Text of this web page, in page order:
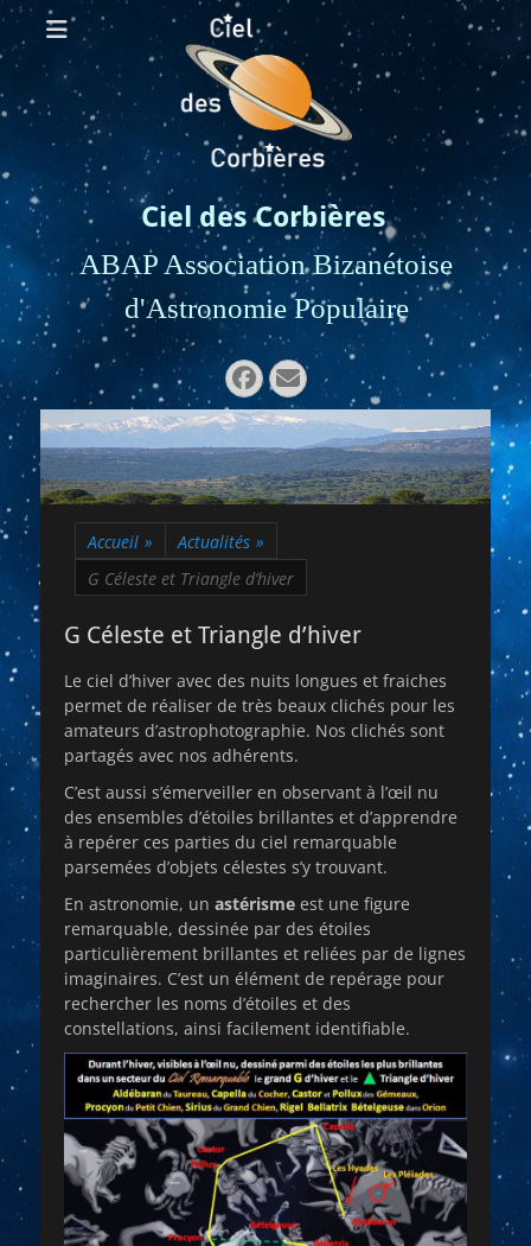
Ciel des Corbières
ABAP Association Bizanétoise
d'Astronomie Populaire
Rechercher :
Facebook
E-
mail
Accueil » Actualités »
G Céleste et Triangle d’hiver
G Céleste et Triangle d’hiver
Le ciel d’hiver avec des nuits longues et fraiches
permet de réaliser de très beaux clichés pour les
amateurs d’astrophotographie. Nos clichés sont
partagés avec nos adhérents.
C’est aussi s’émerveiller en observant à l’œil nu
des ensembles d’étoiles brillantes et d’apprendre
à repérer ces parties du ciel remarquable
parsemées d’objets célestes s’y trouvant.
En astronomie, un astérisme est une figure
remarquable, dessinée par des étoiles
particulièrement brillantes et reliées par de lignes
imaginaires. C’est un élément de repérage pour
rechercher les noms d’étoiles et des
constellations, ainsi facilement identifiable.